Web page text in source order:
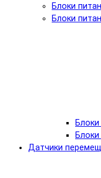
Блоки
Блоки
Датчики